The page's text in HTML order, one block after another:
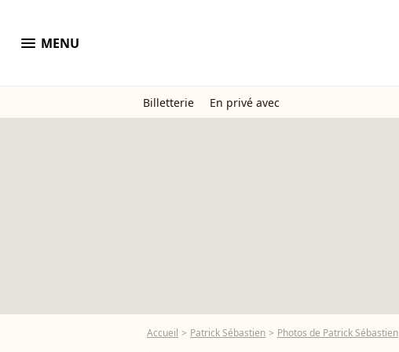
menu MENU
Billetterie En privé avec
Accueil Patrick Sébastien Photos de Patrick Sébastien